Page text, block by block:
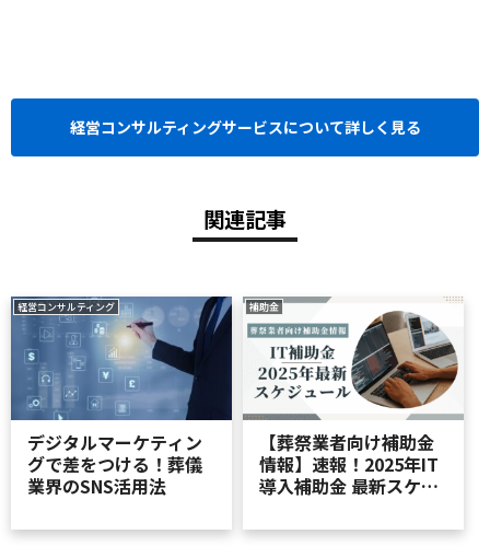
経営コンサルティングサービスについて詳しく見る
関連記事
経営コンサルティング
デジタルマーケティン
グで差をつける！葬儀
業界のSNS活用法
補助金
【葬祭業者向け補助金
情報】速報！2025年IT
導入補助金 最新スケジ